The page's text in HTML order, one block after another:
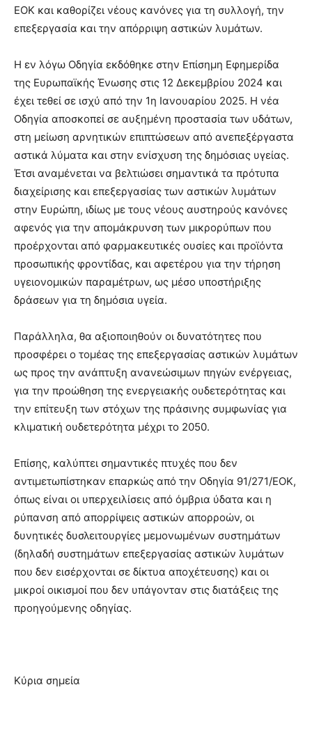
ΕΟΚ και καθορίζει νέους κανόνες για τη συλλογή, την
επεξεργασία και την απόρριψη αστικών λυμάτων.
Η εν λόγω Οδηγία εκδόθηκε στην Επίσημη Εφημερίδα
της Ευρωπαϊκής Ένωσης στις 12 Δεκεμβρίου 2024 και
έχει τεθεί σε ισχύ από την 1η Ιανουαρίου 2025. Η νέα
Οδηγία αποσκοπεί σε αυξημένη προστασία των υδάτων,
στη μείωση αρνητικών επιπτώσεων από ανεπεξέργαστα
αστικά λύματα και στην ενίσχυση της δημόσιας υγείας.
Έτσι αναμένεται να βελτιώσει σημαντικά τα πρότυπα
διαχείρισης και επεξεργασίας των αστικών λυμάτων
στην Ευρώπη, ιδίως με τους νέους αυστηρούς κανόνες
αφενός για την απομάκρυνση των μικρορύπων που
προέρχονται από φαρμακευτικές ουσίες και προϊόντα
προσωπικής φροντίδας, και αφετέρου για την τήρηση
υγειονομικών παραμέτρων, ως μέσο υποστήριξης
δράσεων για τη δημόσια υγεία.
Παράλληλα, θα αξιοποιηθούν οι δυνατότητες που
προσφέρει ο τομέας της επεξεργασίας αστικών λυμάτων
ως προς την ανάπτυξη ανανεώσιμων πηγών ενέργειας,
για την προώθηση της ενεργειακής ουδετερότητας και
την επίτευξη των στόχων της πράσινης συμφωνίας για
κλιματική ουδετερότητα μέχρι το 2050.
Επίσης, καλύπτει σημαντικές πτυχές που δεν
αντιμετωπίστηκαν επαρκώς από την Οδηγία 91/271/ΕΟΚ,
όπως είναι οι υπερχειλίσεις από όμβρια ύδατα και η
ρύπανση από απορρίψεις αστικών απορροών, οι
δυνητικές δυσλειτουργίες μεμονωμένων συστημάτων
(δηλαδή συστημάτων επεξεργασίας αστικών λυμάτων
που δεν εισέρχονται σε δίκτυα αποχέτευσης) και οι
μικροί οικισμοί που δεν υπάγονταν στις διατάξεις της
προηγούμενης οδηγίας.
Κύρια σημεία